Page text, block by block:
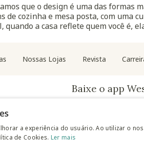
que o design é uma das formas
de cozinha e mesa posta, com uma
quando a casa reflete quem você é,
Nossas Lojas Revista
Baixe o app
a experiência do usuário. Ao utilizar o
de Cookies. Ler mais